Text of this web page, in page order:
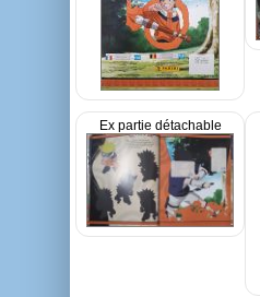
Ex partie détachable